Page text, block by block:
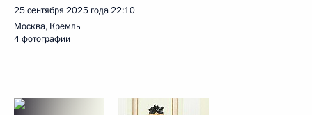
25 сентября 2025 года22:10
Москва, Кремль
4 фотографии